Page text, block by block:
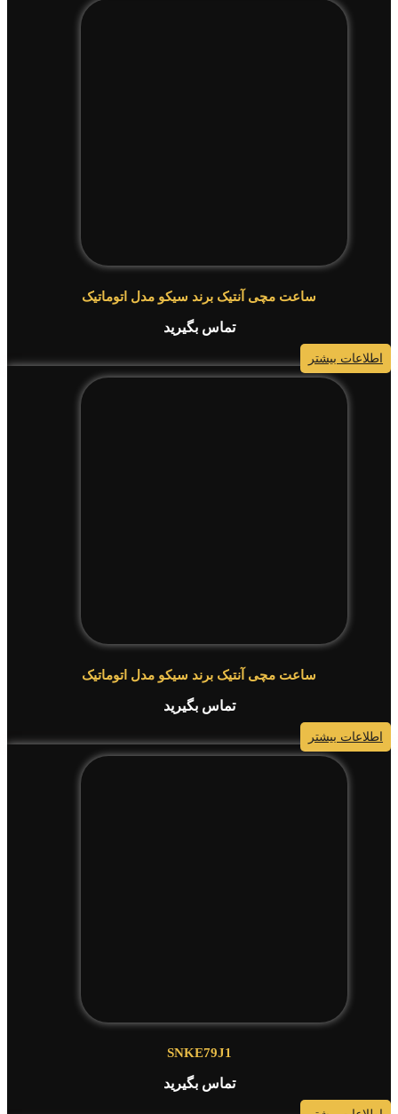
ساعت مچی آنتیک برند سیکو مدل اتوماتیک
تماس بگیرید
اطلاعات بیشتر
ساعت مچی آنتیک برند سیکو مدل اتوماتیک
تماس بگیرید
اطلاعات بیشتر
SNKE79J1
تماس بگیرید